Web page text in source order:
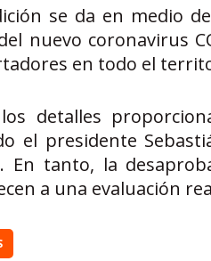
se da en medio
nuevo coronavirus
en todo el
detalles
el presidente
En tanto, la
a una evaluación